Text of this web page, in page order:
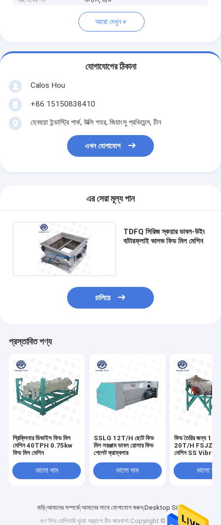
আরো দেখুন
যোগাযোগের ঠিকানা
Calos Hou
+86 15150838410
হেনহুয়া ইন্ডাস্ট্রি পার্ক, উক্সি শহর, জিয়াংসু প্রভিয়েন্স, চীন
এখন যোগাযোগ
এর সেরা মূল্য পান
TDFQ সিরিজ স্কয়ার ডাবল-উইং
বাটারফ্লাই ভালভ ফিড মিল মেশিন
চালিয়ে
প্রস্তাবিত পণ্য
প্রিক্লিনার ডিভাইস ফিড মিল
মেশিন 40TPH 0.75kw
ফিড মিল মেশিন
ভালো দাম
SSLG 12T/H ছোট ফিড
মিল সরঞ্জাম ডাবল রোলার ফিড
পেলেট ক্রাম্বলার
ভালো দাম
ফিড তৈরির জন্য
20T/H FSJZ ফিড
মেশিন SS Vibro
ভালো দাম
বাড়ি আমাদের সম্পর্কে আমাদের সাথে যোগাযোগ করুন Desktop Site
গুণ ফিড মেশিনারি খুচরা যন্ত্রাংশচীন কারখানা.Copyright © 2024